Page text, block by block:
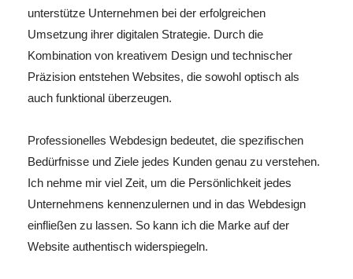
unterstütze Unternehmen bei der erfolgreichen
Umsetzung ihrer digitalen Strategie. Durch die
Kombination von kreativem Design und technischer
Präzision entstehen Websites, die sowohl optisch als
auch funktional überzeugen.
Professionelles Webdesign bedeutet, die spezifischen
Bedürfnisse und Ziele jedes Kunden genau zu verstehen.
Ich nehme mir viel Zeit, um die Persönlichkeit jedes
Unternehmens kennenzulernen und in das Webdesign
einfließen zu lassen. So kann ich die Marke auf der
Website authentisch widerspiegeln.